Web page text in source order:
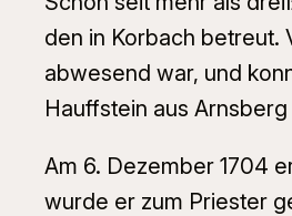
den in Korbach betreut.
abwesend war, und
Hauffstein aus
Am 6. Dezember 1704
wurde er zum Priester